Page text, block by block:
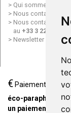
Qui sommes nous ?
Nous contacter par
Nous contacter par
au +33 3 22 71 64 10
Newsletter
€Paiement
éco-
un paiement